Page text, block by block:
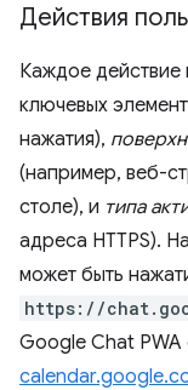
Действия
Каждое действие
ключевых
нажатия),
(например, веб-
столе), и типа
адреса HTTPS).
может быть
https://
Google Chat